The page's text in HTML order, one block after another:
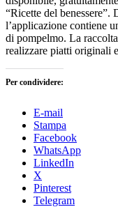
“Ricette del benessere”.
l’applicazione contiene
di pompelmo. La
realizzare piatti originali
Per condividere:
E-mail
Stampa
Facebook
WhatsApp
LinkedIn
X
Pinterest
Telegram